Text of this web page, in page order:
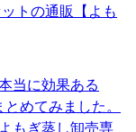
トの通販【よも
当に効果ある
めてみました。
もぎ蒸し卸売専